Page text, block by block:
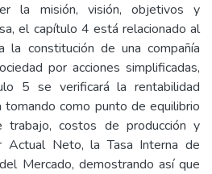
la misión, visión, objetivos y
el capítulo 4 está relacionado al
la constitución de una compañía
por acciones simplificadas,
5 se verificará la rentabilidad
tomando como punto de equilibrio
costos de producción y
Actual Neto, la Tasa Interna de
Mercado, demostrando así que